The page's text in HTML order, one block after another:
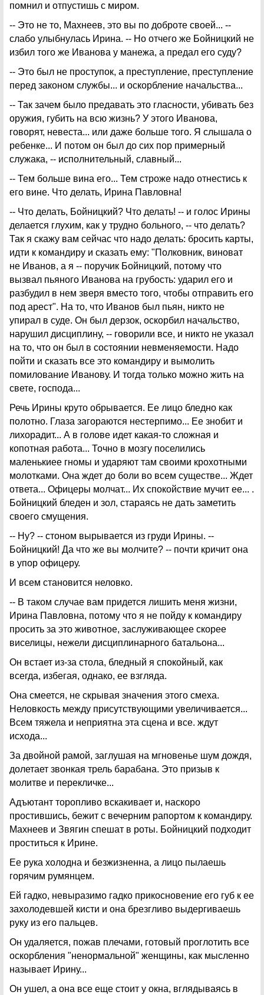
помнил и отпустишь с миром.
-- Это не то, Махнеев, это вы по доброте своей... --
слабо улыбнулась Ирина. -- Но отчего же Бойницкий не
избил того же Иванова у манежа, а предал его суду?
-- Это был не проступок, а преступление, преступление
перед законом службы... и оскорбление начальства...
-- Так зачем было предавать это гласности, убивать без
оружия, губить на всю жизнь? У этого Иванова,
говорят, невеста... или даже больше того. Я слышала о
ребенке... И потом он был до сих пор примерный
служака, -- исполнительный, славный...
-- Тем больше вина его... Тем строже надо отнестись к
его вине. Что делать, Ирина Павловна!
-- Что делать, Бойницкий? Что делать! -- и голос Ирины
делается глухим, как у трудно больного, -- что делать?
Так я скажу вам сейчас что надо делать: бросить карты,
идти к командиру и сказать ему: "Полковник, виноват
не Иванов, а я -- поручик Бойницкий, потому что
вызвал пьяного Иванова на грубость: ударил его и
разбудил в нем зверя вместо того, чтобы отправить его
под арест". На то, что Иванов был пьян, никто не
упирал в суде. Он был дерзок, оскорбил начальство,
нарушил дисциплину, -- говорили все, и никто не указал
на то, что он был в состоянии невменяемости. Надо
пойти и сказать все это командиру и вымолить
помилование Иванову. И тогда только можно жить на
свете, господа...
Речь Ирины круто обрывается. Ее лицо бледно как
полотно. Глаза загораются нестерпимо... Ее знобит и
лихорадит... А в голове идет какая-то сложная и
копотная работа... Точно в мозгу поселились
маленькиее гномы и ударяют там своими крохотными
молотками. Она ждет до боли во всем существе... Ждет
ответа... Офицеры молчат... Их спокойствие мучит ее... .
Бойницкий бледен и зол, стараясь не дать заметить
своего смущения.
-- Ну? -- стоном вырывается из груди Ирины. --
Бойницкий! Да что же вы молчите? -- почти кричит она
в упор офицеру.
И всем становится неловко.
-- В таком случае вам придется лишить меня жизни,
Ирина Павловна, потому что я не пойду к командиру
просить за это животное, заслуживающее скорее
виселицы, нежели дисциплинарного батальона...
Он встает из-за стола, бледный я спокойный, как
всегда, избегая, однако, ее взгляда.
Она смеется, не скрывая значения этого смеха.
Неловкость между присутствующими увеличивается...
Всем тяжела и неприятна эта сцена и все. ждут
исхода...
За двойной рамой, заглушая на мгновенье шум дождя,
долетает звонкая трель барабана. Это призыв к
молитве и перекличке...
Адъютант торопливо вскакивает и, наскоро
простившись, бежит с вечерним рапортом к командиру.
Махнеев и Звягин спешат в роты. Бойницкий подходит
проститься к Ирине.
Ее рука холодна и безжизненна, а лицо пылаешь
горячим румянцем.
Ей гадко, невыразимо гадко прикосновение его губ к ее
захолодевшей кисти и она брезгливо выдергиваешь
руку из его пальцев.
Он удаляется, пожав плечами, готовый проглотить все
оскорбления "ненормальной" женщины, как мысленно
называет Ирину...
Он ушел, а она все еще стоит у окна, вглядываясь в